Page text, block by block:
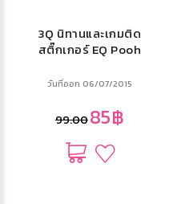
3Q นิทานและเกมติด
สติ๊กเกอร์ EQ Pooh
วันที่ออก 06/07/2015
99.0085฿